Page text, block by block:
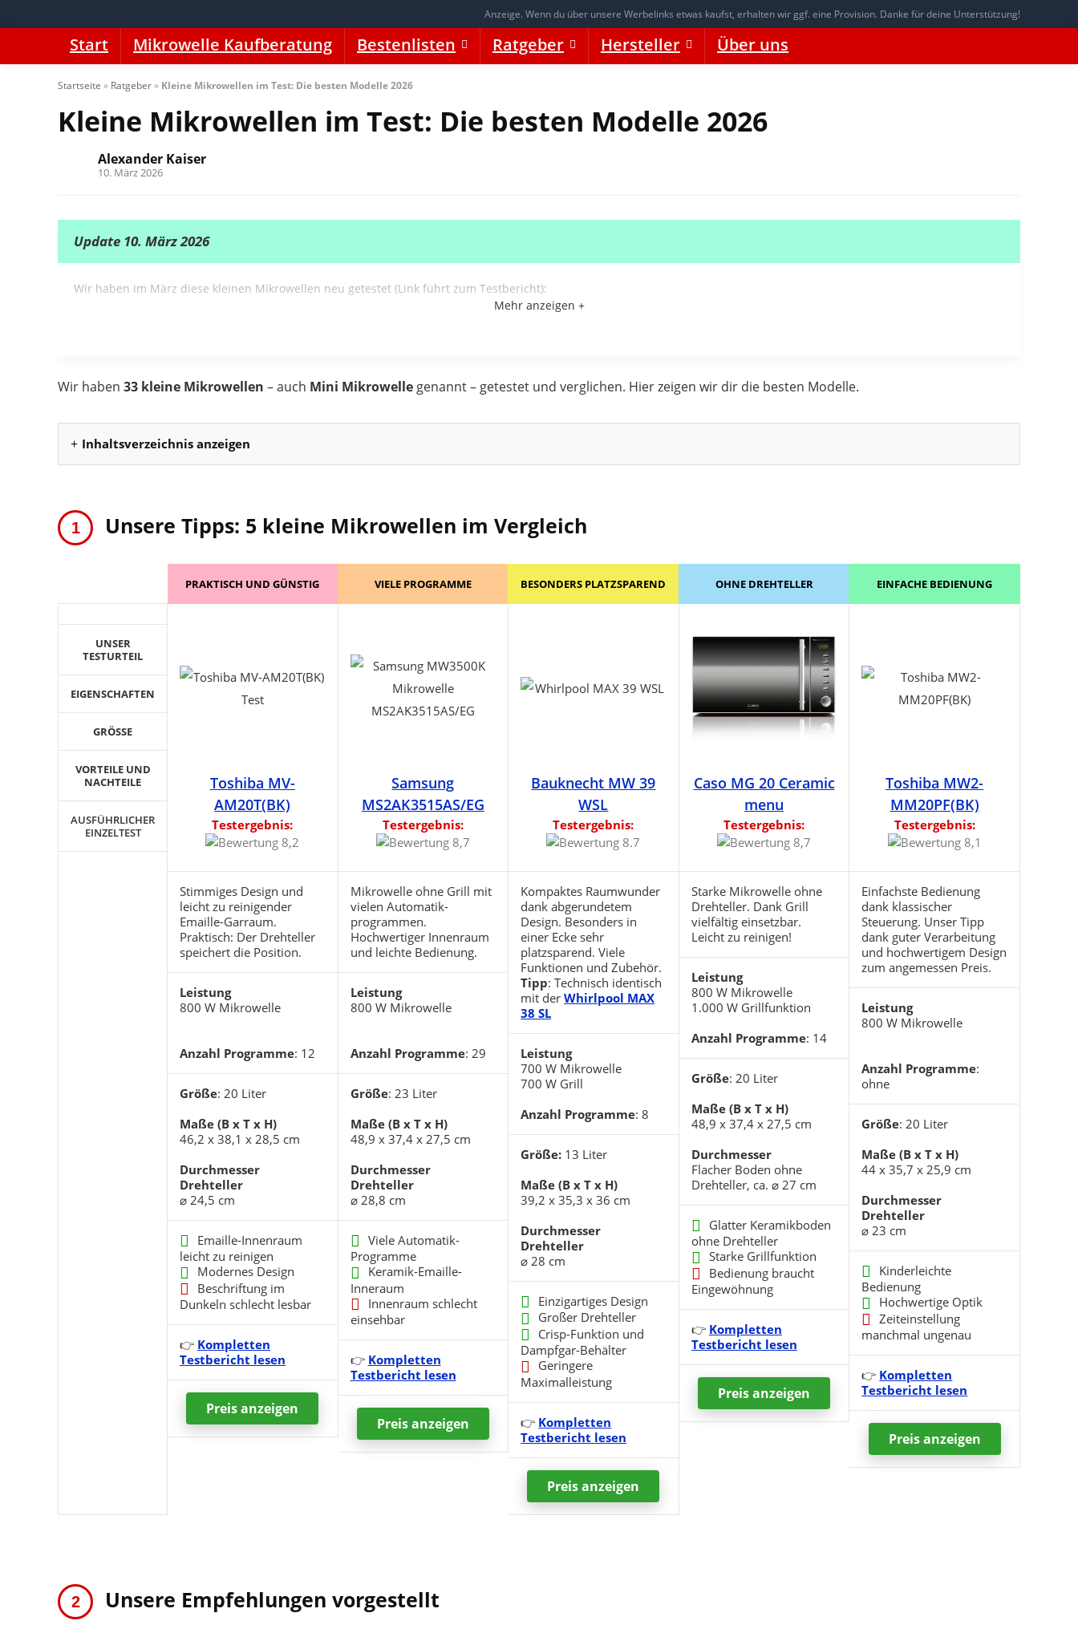
Anzeige. Wenn du über unsere Werbelinks etwas kaufst, erhalten wir ggf. eine Provision. Danke für deine Unterstützung!
Start Mikrowelle Kaufberatung Bestenlisten Ratgeber Hersteller Über uns
Startseite » Ratgeber» Kleine Mikrowellen im Test: Die besten Modelle 2026
Kleine Mikrowellen im Test: Die besten Modelle 2026
Alexander Kaiser
10. März 2026
Update 10. März 2026
Wir haben im März diese kleinen Mikrowellen neu getestet (Link führt zum Testbericht):
Exquisit WP 700 J17-3
Cecotec Proclean 3010
Comfee CMSRO 20di
Mehr anzeigen +
Wir haben 33 kleine Mikrowellen – auch Mini Mikrowelle genannt – getestet und verglichen. Hier zeigen wir dir die besten Modelle.
Inhaltsverzeichnis anzeigen
Unsere Tipps: 5 kleine Mikrowellen im Vergleich
UNSER
TESTURTEIL
EIGENSCHAFTEN
GRÖSSE
VORTEILE UND
NACHTEILE
AUSFÜHRLICHER
EINZELTEST
PRAKTISCH UND GÜNSTIG
Toshiba MV-
AM20T(BK)
Testergebnis:
Stimmiges Design und
leicht zu reinigender
Emaille-Garraum.
Praktisch: Der Drehteller
speichert die Position.
Leistung
800 W Mikrowelle
Anzahl Programme: 12
Größe: 20 Liter
Maße (B x T x H)
46,2 x 38,1 x 28,5 cm
Durchmesser
Drehteller
⌀ 24,5 cm
Emaille-Innenraum
leicht zu reinigen
Modernes Design
Beschriftung im
Dunkeln schlecht lesbar
👉 Kompletten
Testbericht lesen
Preis anzeigen
VIELE PROGRAMME
Samsung
MS2AK3515AS/EG
Testergebnis:
Mikrowelle ohne Grill mit
vielen Automatik-
programmen.
Hochwertiger Innenraum
und leichte Bedienung.
Leistung
800 W Mikrowelle
Anzahl Programme: 29
Größe: 23 Liter
Maße (B x T x H)
48,9 x 37,4 x 27,5 cm
Durchmesser
Drehteller
⌀ 28,8 cm
Viele Automatik-
Programme
Keramik-Emaille-
Inneraum
Innenraum schlecht
einsehbar
👉 Kompletten
Testbericht lesen
Preisanzeigen
BESONDERS PLATZSPAREND
Bauknecht MW 39
WSL
Testergebnis:
Kompaktes Raumwunder
dank abgerundetem
Design. Besonders in
einer Ecke sehr
platzsparend. Viele
Funktionen und Zubehör.
Tipp: Technisch identisch
mit derWhirlpool MAX
38 SL
Leistung
700 W Mikrowelle
700 W Grill
Anzahl Programme: 8
Größe: 13 Liter
Maße (B x T x H)
39,2 x 35,3 x 36 cm
Durchmesser
Drehteller
⌀ 28 cm
Einzigartiges Design
Großer Drehteller
Crisp-Funktion und
Dampfgar-Behälter
Geringere
Maximalleistung
👉 Kompletten
Testbericht lesen
Preisanzeigen
OHNE DREHTELLER
Caso MG 20 Ceramic
menu
Testergebnis:
Starke Mikrowelle ohne
Drehteller. Dank Grill
vielfältig einsetzbar.
Leicht zu reinigen!
Leistung
800 W Mikrowelle
1.000 W Grillfunktion
Anzahl Programme: 14
Größe: 20 Liter
Maße (B x T x H)
48,9 x 37,4 x 27,5 cm
Durchmesser
Flacher Boden ohne
Drehteller, ca. ⌀ 27 cm
Glatter Keramikboden
ohne Drehteller
Starke Grillfunktion
Bedienung braucht
Eingewöhnung
👉 Kompletten
Testbericht lesen
Preisanzeigen
EINFACHE BEDIENUNG
Toshiba MW2-
MM20PF(BK)
Testergebnis:
Einfachste Bedienung
dank klassischer
Steuerung. Unser Tipp
dank guter Verarbeitung
und hochwertigem Design
zum angemessen Preis.
Leistung
800 W Mikrowelle
Anzahl Programme:
ohne
Größe: 20 Liter
Maße (B x T x H)
44 x 35,7 x 25,9 cm
Durchmesser
Drehteller
⌀ 23 cm
Kinderleichte
Bedienung
Hochwertige Optik
Zeiteinstellung
manchmal ungenau
👉 Kompletten
Testbericht lesen
Preisanzeigen
Unsere Empfehlungen vorgestellt